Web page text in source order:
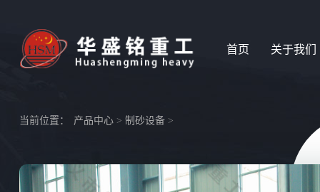
首页 关于我们
当前位置： 产品中心> 制砂设备>